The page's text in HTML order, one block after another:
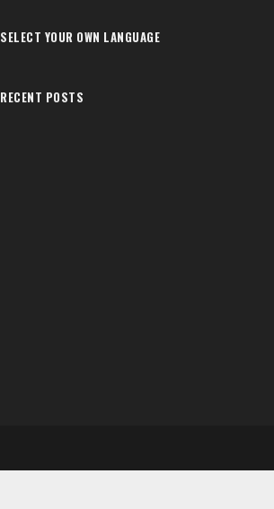
SELECT YOUR OWN LANGUAGE
RECENT POSTS